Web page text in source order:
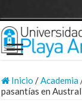
Inicio /Academia
pasantías en